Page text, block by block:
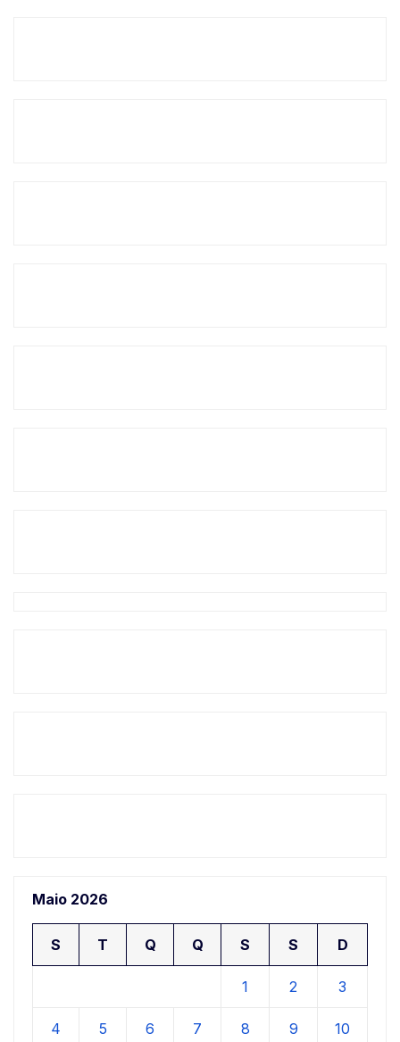
Maio 2026
S T Q Q S S D
1 2 3
4 5 6 7 8 9 10